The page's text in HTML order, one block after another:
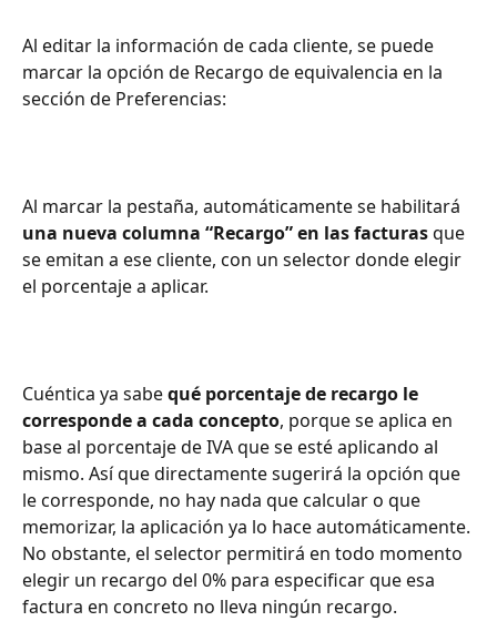
Al editar la información de cada cliente, se puede
marcar la opción de Recargo de equivalencia en la
sección de Preferencias:
Al marcar la pestaña, automáticamente se habilitará
una nueva columna “Recargo” en las facturas que
se emitan a ese cliente, con un selector donde elegir
el porcentaje a aplicar.
Cuéntica ya sabe qué porcentaje de recargo le
corresponde a cada concepto, porque se aplica en
base al porcentaje de IVA que se esté aplicando al
mismo. Así que directamente sugerirá la opción que
le corresponde, no hay nada que calcular o que
memorizar, la aplicación ya lo hace automáticamente.
No obstante, el selector permitirá en todo momento
elegir un recargo del 0% para especificar que esa
factura en concreto no lleva ningún recargo.